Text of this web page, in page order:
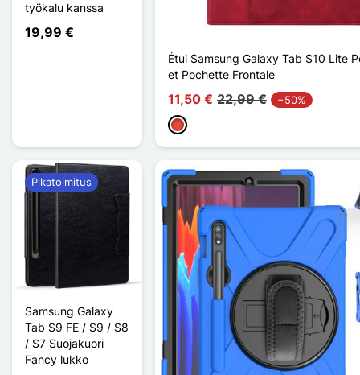
työkalu kanssa
19,99 €
Étui Samsung Galaxy Tab S10 Lite
et Pochette Frontale
11,50 € 22,99 € −50%
Punainen
Samsung Galaxy
Tab S9 FE / S9 / S8
/ S7 Suojakuori
Fancy lukko
Pikatoimitus